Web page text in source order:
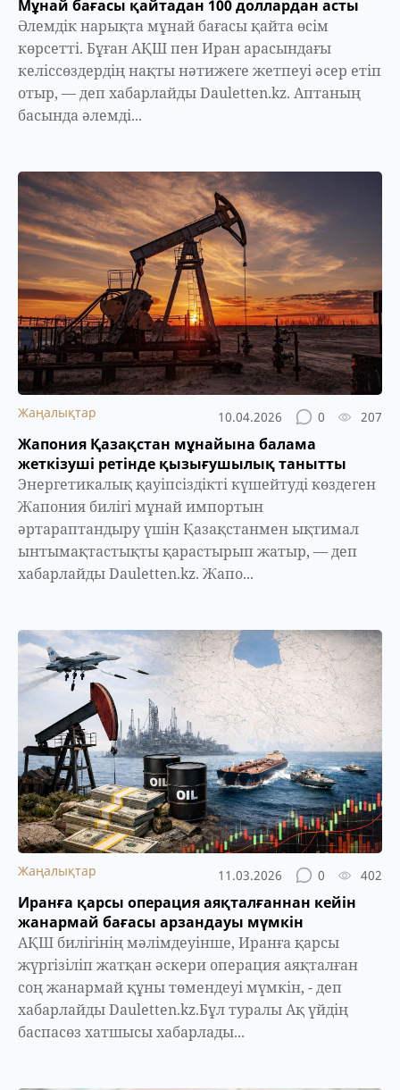
Мұнай бағасы қайтадан 100 доллардан асты
Әлемдік нарықта мұнай бағасы қайта өсім
көрсетті. Бұған АҚШ пен Иран арасындағы
келіссөздердің нақты нәтижеге жетпеуі әсер етіп
отыр, — деп хабарлайды Dauletten.kz. Аптаның
басында әлемді...
Жаңалықтар 10.04.2026 0 207
Жапония Қазақстан мұнайына балама
жеткізуші ретінде қызығушылық танытты
Энергетикалық қауіпсіздікті күшейтуді көздеген
Жапония билігі мұнай импортын
әртараптандыру үшін Қазақстанмен ықтимал
ынтымақтастықты қарастырып жатыр, — деп
хабарлайды Dauletten.kz. Жапо...
Жаңалықтар 11.03.2026 0 402
Иранға қарсы операция аяқталғаннан кейін
жанармай бағасы арзандауы мүмкін
АҚШ билігінің мәлімдеуінше, Иранға қарсы
жүргізіліп жатқан әскери операция аяқталған
соң жанармай құны төмендеуі мүмкін, - деп
хабарлайды Dauletten.kz.Бұл туралы Ақ үйдің
баспасөз хатшысы хабарлады...